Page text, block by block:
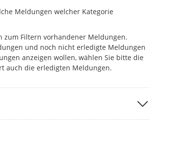
Meldungen welcher Kategorie
zum Filtern vorhandener Meldungen.
und noch nicht erledigte Meldungen
anzeigen wollen, wählen Sie bitte die
auch die erledigten Meldungen.